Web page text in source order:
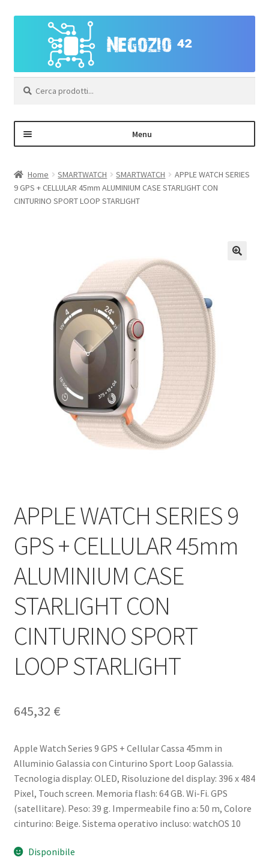
navigazione
contenuto
Menu
Area Personale – Registrazione
Home SMARTWATCH SMARTWATCH
APPLE WATCH SERIES
9 GPS + CELLULAR 45mm ALUMINIUM CASE STARLIGHT CON
CINTURINO SPORT LOOP STARLIGHT
APPLE WATCH SERIES 9
GPS + CELLULAR 45mm
ALUMINIUM CASE
STARLIGHT CON
CINTURINO SPORT
LOOP STARLIGHT
645,32 €
Apple Watch Series 9 GPS + Cellular Cassa 45mm in
Alluminio Galassia con Cinturino Sport Loop Galassia.
Tecnologia display: OLED, Risoluzione del display: 396 x 484
Pixel, Touch screen. Memoria flash: 64 GB. Wi-Fi. GPS
(satellitare). Peso: 39 g. Impermeabile fino a: 50 m, Colore
cinturino: Beige. Sistema operativo incluso: watchOS 10
Disponibile